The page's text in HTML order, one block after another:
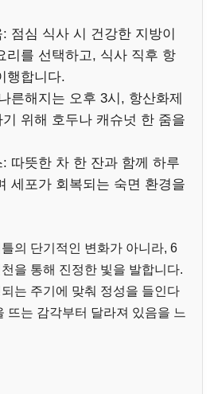
점심 식사 시 건강한 지방이
리를 선택하고, 식사 직후 항
행합니다.
른해지는 오후 3시, 항산화제
위해 호두나 캐슈넛 한 줌을
따뜻한 차 한 잔과 함께 하루
세포가 회복되는 숙면 환경을
의 단기적인 변화가 아니라, 6
을 통해 진정한 빛을 발합니다.
는 주기에 맞춰 정성을 들인다
뜨는 감각부터 달라져 있음을 느